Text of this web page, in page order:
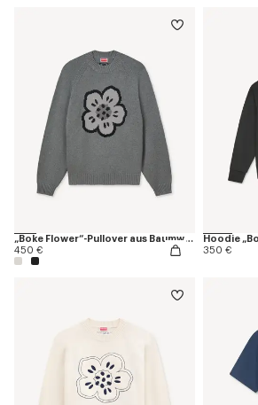
„Boke Flower“-Pullover aus Baumwolle und Wolle
450 €
350 €